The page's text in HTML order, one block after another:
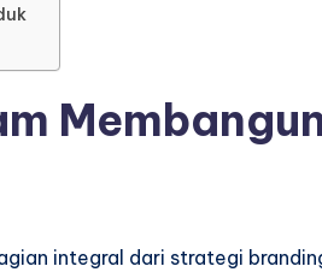
integral dari strategi